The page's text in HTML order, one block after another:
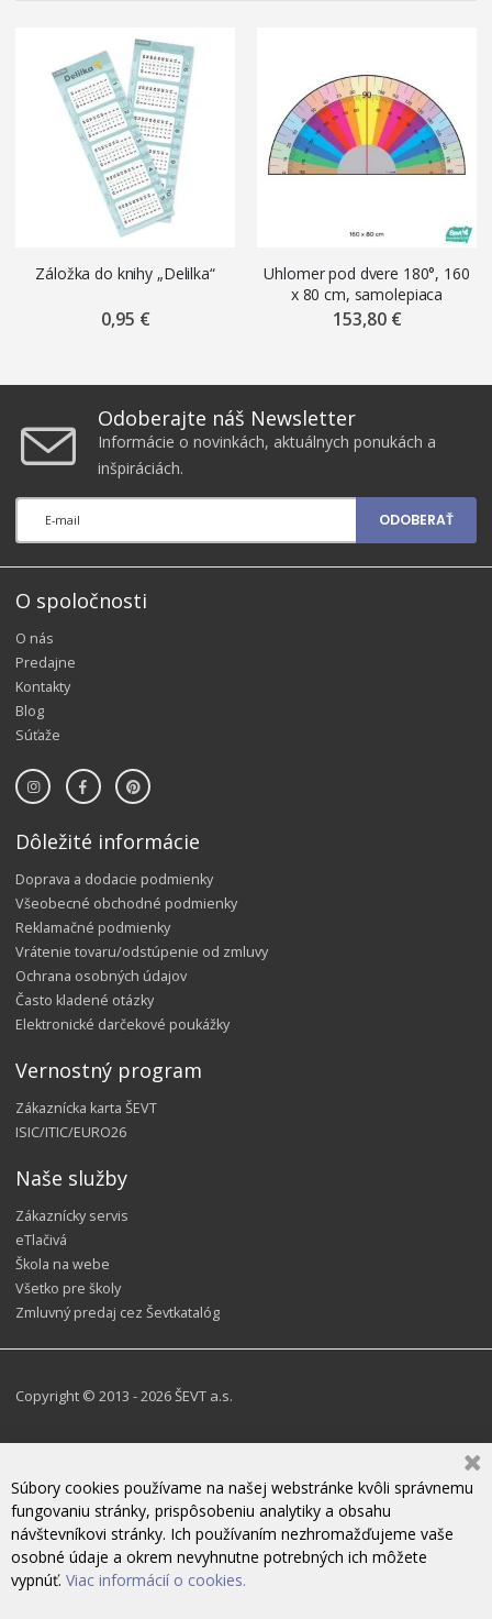
Záložka do knihy „Delilka“
0,95 €
Uhlomer pod dvere 180°, 160
x 80 cm, samolepiaca
nálepka na podlahu ŠEVT
153,80 €
Odoberajte náš Newsletter
Informácie o novinkách, aktuálnych ponukách a
inšpiráciách.
ODOBERAŤ
O spoločnosti
O nás
Predajne
Kontakty
Blog
Súťaže
Dôležité informácie
Doprava a dodacie podmienky
Všeobecné obchodné podmienky
Reklamačné podmienky
Vrátenie tovaru/odstúpenie od zmluvy
Ochrana osobných údajov
Často kladené otázky
Elektronické darčekové poukážky
Vernostný program
Zákaznícka karta ŠEVT
ISIC/ITIC/EURO26
Naše služby
Zákaznícky servis
eTlačivá
Škola na webe
Všetko pre školy
Zmluvný predaj cez Ševtkatalóg
Copyright © 2013 - 2026 ŠEVT a.s.
Súbory cookies používame na našej webstránke kvôli správnemu
fungovaniu stránky, prispôsobeniu analytiky a obsahu
návštevníkovi stránky. Ich používaním nezhromažďujeme vaše
osobné údaje a okrem nevyhnutne potrebných ich môžete
vypnúť. Viac informácií o cookies.